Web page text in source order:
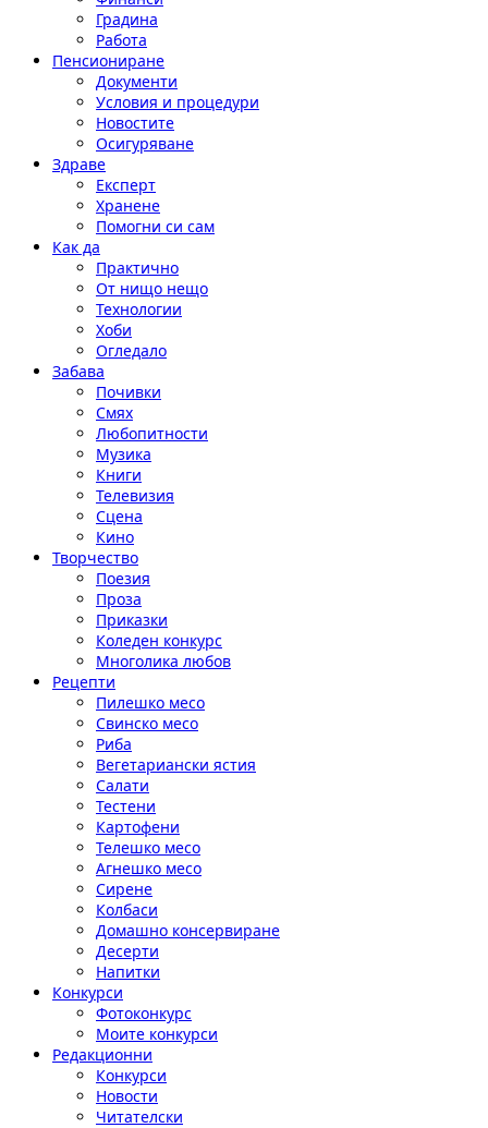
Градина
Работа
Пенсиониране
Документи
Условия и процедури
Новостите
Осигуряване
Здраве
Експерт
Хранене
Помогни си сам
Как да
Практично
От нищо нещо
Технологии
Хоби
Огледало
Забава
Почивки
Смях
Любопитности
Музика
Книги
Телевизия
Сцена
Кино
Творчество
Поезия
Проза
Приказки
Коледен конкурс
Многолика любов
Рецепти
Пилешко месо
Свинско месо
Риба
Вегетариански ястия
Салати
Тестени
Картофени
Телешко месо
Агнешко месо
Сирене
Колбаси
Домашно консервиране
Десерти
Напитки
Конкурси
Фотоконкурс
Моите конкурси
Редакционни
Конкурси
Новости
Читателски